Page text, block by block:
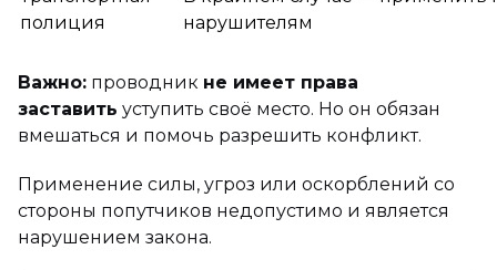
полиция
нарушителям
Важно: проводник не имеет права
заставить уступить своё место. Но он обязан
вмешаться и помочь разрешить конфликт.
Применение силы, угроз или оскорблений со
стороны попутчиков недопустимо и является
нарушением закона.